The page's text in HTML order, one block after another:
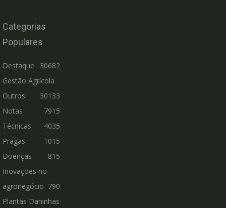
Categorias
Populares
Destaque
30682
Gestão Agrícola
30133
Outros
7915
Notas
Técnicas
4035
Pragas
1015
Doenças
815
Inovações no
agronegócio 790
Plantas Daninhas